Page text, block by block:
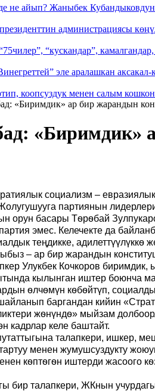
не айып? Жаныбек
администрациясы
“кускандар”,
эле аралашкан аксакал-
коопсуздук менен салым
«Биримдик» ар бир жарандын
«Биримдик»
социализм –
партиянын
орун басары Тѳрѳбай
эмес. Келечекте да
теңдикке,
– ар бир жарандын
Улукбек Кочкоров
кылынган иштер боюнча
ѳлчѳмүн кѳбѳйтүп,
баргандан кийин
жѳнүндѳ» мыйзам
кадрлар келе баштайт.
талапкери, ишкер,
менен жумушсуздукту
кѳптѳгѳн иштерди жасоого
бир талапкери, ЖКнын